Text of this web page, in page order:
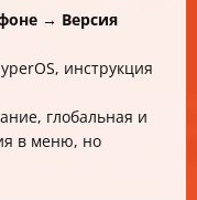
→ Версия
инструкция
глобальная и
в меню, но